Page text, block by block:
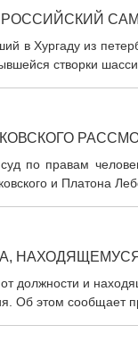
в Хургаду из
створки
по правам
и Платона
должности и
Об этом сообщает